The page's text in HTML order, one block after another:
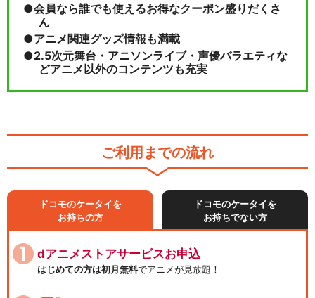
【女性マスター】Fate/Gran
d Orde…
閉じる
会員なら誰でも使えるお得なクーポン盛りだくさ
ん
アニメ関連グッズ情報も満載
2.5次元舞台・アニソンライブ・声優バラエティな
どアニメ以外のコンテンツも充実
ご利用までの流れ
ドコモのケータイを
お持ちの方
ドコモのケータイを
お持ちでない方
dアニメストアサービスお申込
はじめての方は初月無料でアニメが見放題！